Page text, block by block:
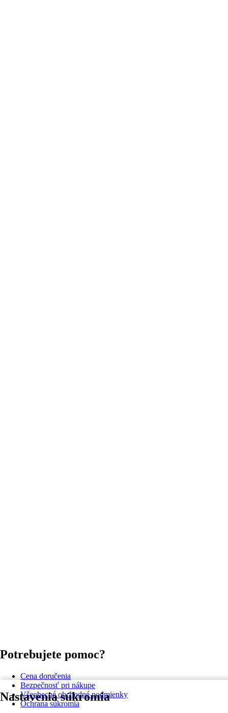
Nastavenia súkromia
Potrebujete pomoc?
Cena doručenia
Bezpečnosť pri nákupe
Všeobecné obchodné podmienky
Ochrana súkromia